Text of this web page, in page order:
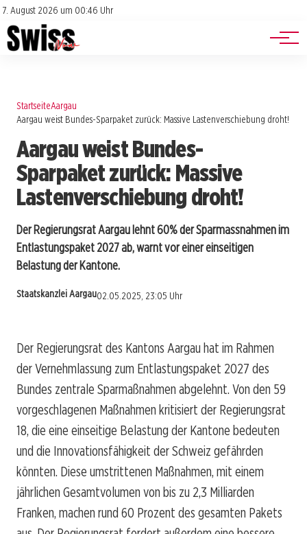
7. August 2026 um 00:46 Uhr
Impressum
Datenschutz
Jobs
Events
StartseiteAargau
Aargau weist Bundes-Sparpaket zurück: Massive Lastenverschiebung droht!
Aargau weist Bundes-
Sparpaket zurück: Massive
Lastenverschiebung droht!
Der Regierungsrat Aargau lehnt 60% der Sparmassnahmen im
Entlastungspaket 2027 ab, warnt vor einer einseitigen
Belastung der Kantone.
Staatskanzlei Aargau02.05.2025, 23:05 Uhr
Der Regierungsrat des Kantons Aargau hat im Rahmen
der Vernehmlassung zum Entlastungspaket 2027 des
Bundes zentrale Sparmaßnahmen abgelehnt. Von den 59
vorgeschlagenen Maßnahmen kritisiert der Regierungsrat
18, die eine einseitige Belastung der Kantone bedeuten
und die Innovationsfähigkeit der Schweiz gefährden
könnten. Diese umstrittenen Maßnahmen, mit einem
jährlichen Gesamtvolumen von bis zu 2,3 Milliarden
Franken, machen rund 60 Prozent des gesamten Pakets